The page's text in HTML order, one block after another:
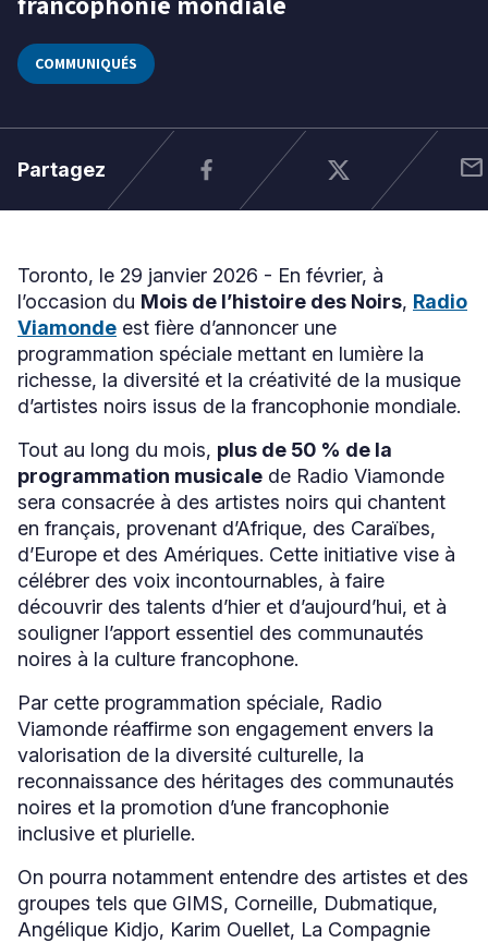
Niveau
Secondaire
COMMUNIQUÉS
Partagez mail
Toronto, le 29 janvier 2026 - En février, à
l’occasion du Mois de l’histoire des Noirs, Radio
Viamonde est fière d’annoncer une
programmation spéciale mettant en lumière la
richesse, la diversité et la créativité de la musique
d’artistes noirs issus de la francophonie mondiale.
Tout au long du mois, plus de 50 % de la
programmation musicale de Radio Viamonde
sera consacrée à des artistes noirs qui chantent
en français, provenant d’Afrique, des Caraïbes,
d’Europe et des Amériques. Cette initiative vise à
célébrer des voix incontournables, à faire
découvrir des talents d’hier et d’aujourd’hui, et à
souligner l’apport essentiel des communautés
noires à la culture francophone.
Par cette programmation spéciale, Radio
Viamonde réaffirme son engagement envers la
valorisation de la diversité culturelle, la
reconnaissance des héritages des communautés
noires et la promotion d’une francophonie
inclusive et plurielle.
On pourra notamment entendre des artistes et des
groupes tels que GIMS, Corneille, Dubmatique,
Angélique Kidjo, Karim Ouellet, La Compagnie